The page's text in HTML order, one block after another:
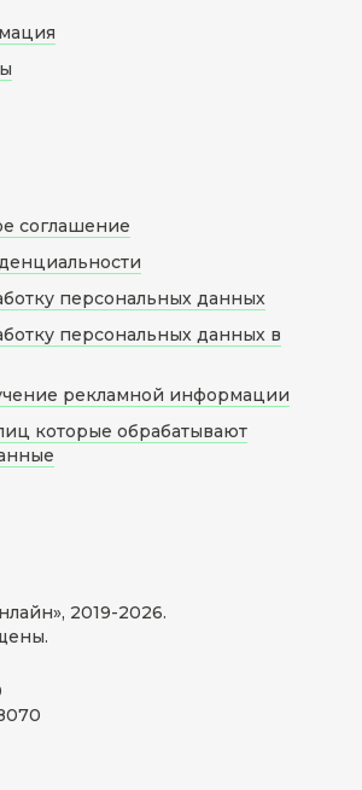
2019-2026.
соглашение
персональных данных
персональных данных в
рекламной информации
которые обрабатывают